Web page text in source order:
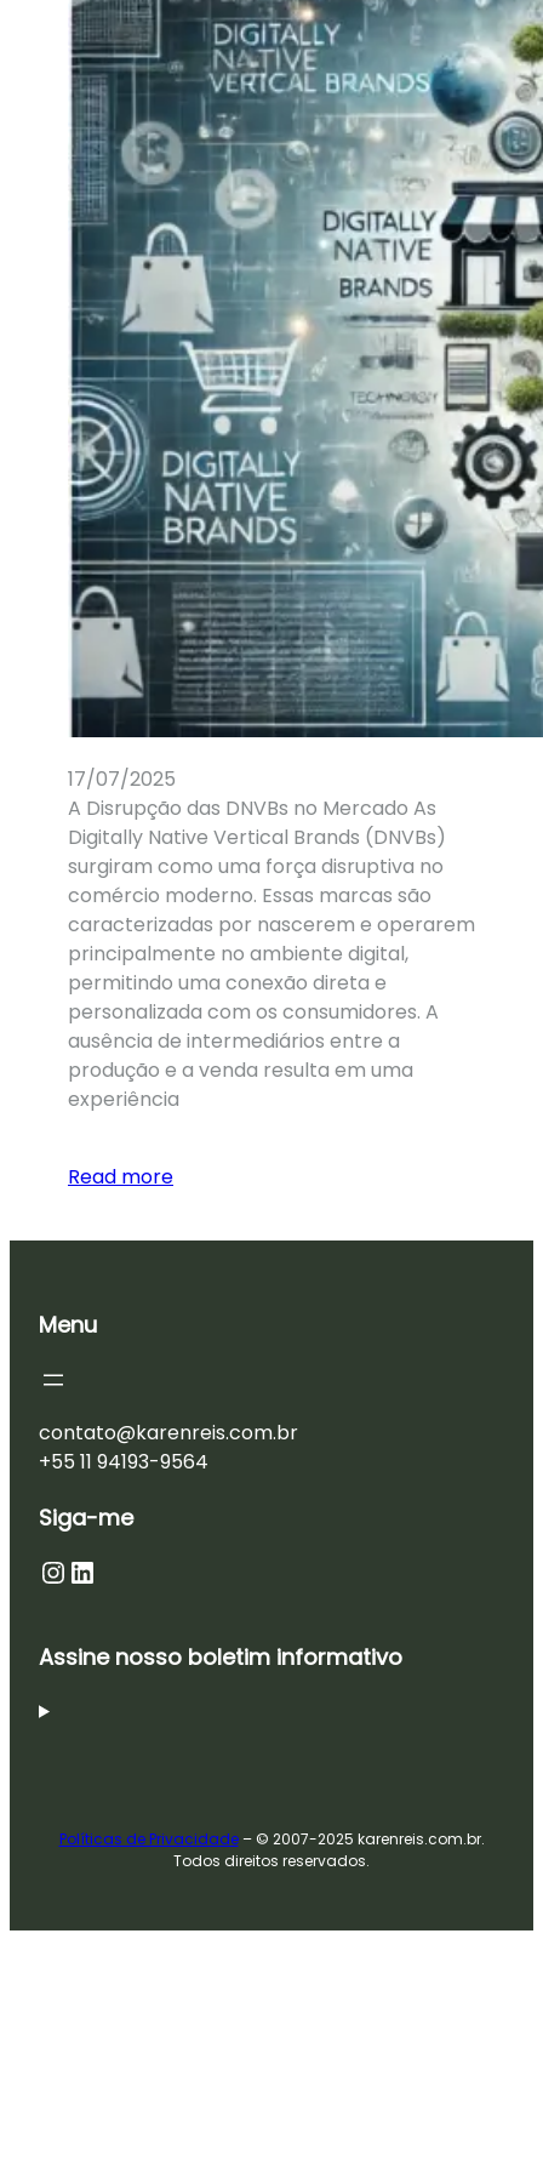
17/07/2025
A Disrupção das DNVBs no Mercado As
Digitally Native Vertical Brands (DNVBs)
surgiram como uma força disruptiva no
comércio moderno. Essas marcas são
caracterizadas por nascerem e operarem
principalmente no ambiente digital,
permitindo uma conexão direta e
personalizada com os consumidores. A
ausência de intermediários entre a
produção e a venda resulta em uma
experiência
Read more
Menu
contato@karenreis.com.br
+55 11 94193-9564
Siga-me
InstagramLinkedIn
Assine nosso boletim informativo
Políticas de Privacidade– © 2007-2025 karenreis.com.br.
Todos direitos reservados.